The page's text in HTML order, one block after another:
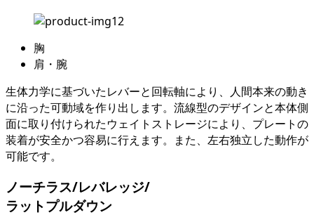
胸
肩・腕
生体力学に基づいたレバーと回転軸により、人間本来の動き
に沿った可動域を作り出します。流線型のデザインと本体側
面に取り付けられたウェイトストレージにより、プレートの
装着が安全かつ容易に行えます。また、左右独立した動作が
可能です。
ノーチラス/レバレッジ/
ラットプルダウン